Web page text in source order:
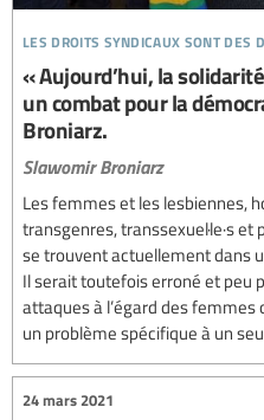
les droits syndicaux sont des
« Aujourd’hui, la
un combat pour la
Broniarz.
Slawomir Broniarz
Les femmes et les lesbiennes,
transgenres, transsexuel·le·s
se trouvent actuellement dans
Il serait toutefois erroné et peu
attaques à l’égard des femmes
un problème spécifique à un
24 mars 2021